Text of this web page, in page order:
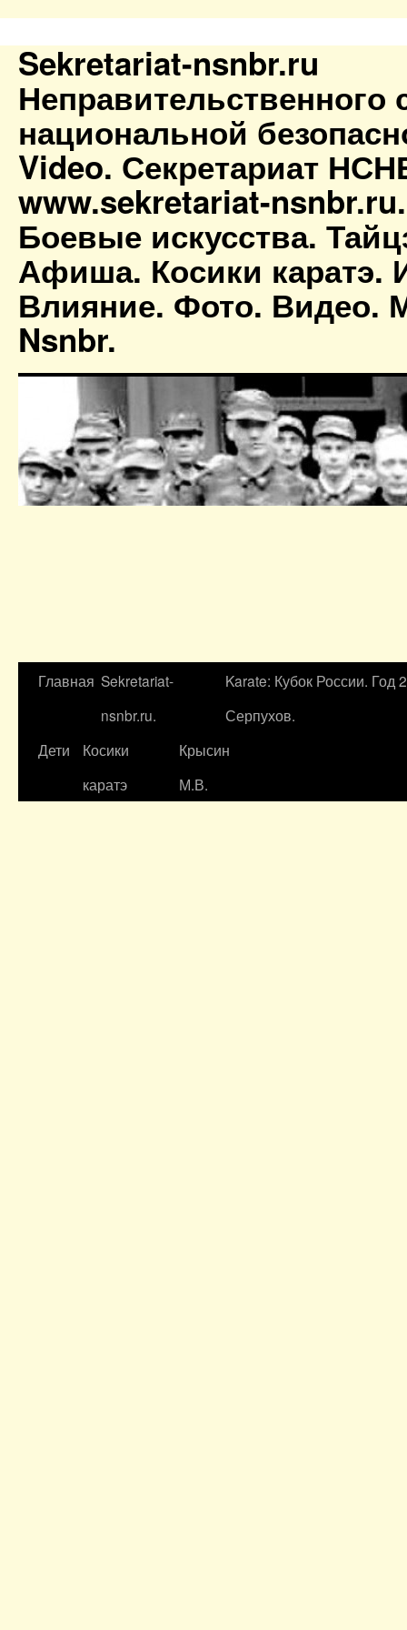
Sekretariat-nsnbr.ru
Неправительственного
национальной
Video. Секретариат
www.sekretariat-
Боевые искусства.
Афиша. Косики каратэ.
Влияние. Фото. Видео.
Nsnbr.
Главная Sekretariat-
nsnbr.ru.
Karate: Кубок России. Год
Серпухов.
Дети
Косики
каратэ
Крысин
М.В.